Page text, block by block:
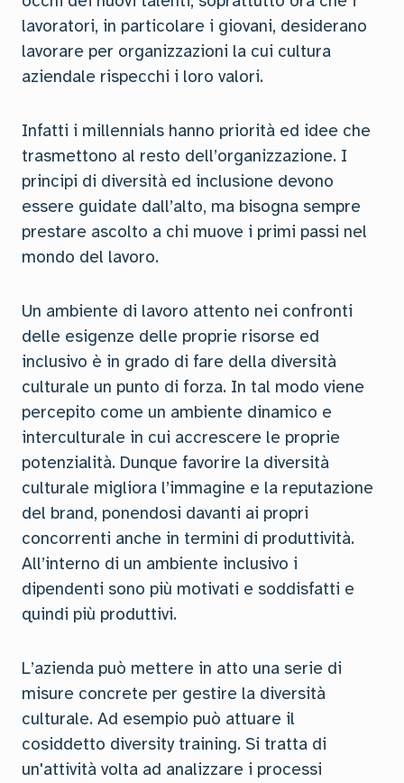
lavoratori, in particolare i giovani, desiderano
lavorare per organizzazioni la cui cultura
aziendale rispecchi i loro valori.
Infatti i millennials hanno priorità ed idee che
trasmettono al resto dell’organizzazione. I
principi di diversità ed inclusione devono
essere guidate dall’alto, ma bisogna sempre
prestare ascolto a chi muove i primi passi nel
mondo del lavoro.
Un ambiente di lavoro attento nei confronti
delle esigenze delle proprie risorse ed
inclusivo è in grado di fare della diversità
culturale un punto di forza. In tal modo viene
percepito come un ambiente dinamico e
interculturale in cui accrescere le proprie
potenzialità. Dunque favorire la diversità
culturale migliora l’immagine e la reputazione
del brand, ponendosi davanti ai propri
concorrenti anche in termini di produttività.
All’interno di un ambiente inclusivo i
dipendenti sono più motivati e soddisfatti e
quindi più produttivi.
L’azienda può mettere in atto una serie di
misure concrete per gestire la diversità
culturale. Ad esempio può attuare il
cosiddetto diversity training. Si tratta di
un'attività volta ad analizzare i processi